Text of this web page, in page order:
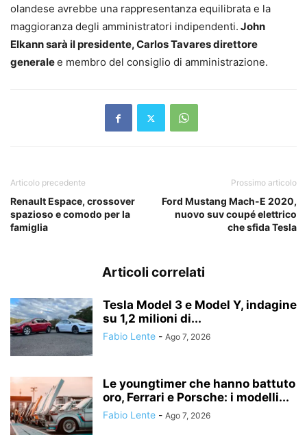
olandese avrebbe una rappresentanza equilibrata e la
maggioranza degli amministratori indipendenti. John
Elkann sarà il presidente, Carlos Tavares direttore
generalee membro del consiglio di amministrazione.
Articolo precedente
Renault Espace, crossover
spazioso e comodo per la
famiglia
Prossimo articolo
Ford Mustang Mach-E 2020,
nuovo suv coupé elettrico
che sfida Tesla
Articoli correlati
Tesla Model 3 e Model Y, indagine
su 1,2 milioni di...
Fabio Lente - Ago 7, 2026
Le youngtimer che hanno battuto
oro, Ferrari e Porsche: i modelli...
Fabio Lente - Ago 7, 2026